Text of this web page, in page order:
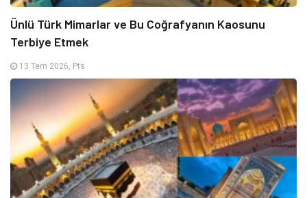
Ünlü Türk Mimarlar ve Bu Coğrafyanın Kaosunu
Terbiye Etmek
13 Tem 2026, Pts